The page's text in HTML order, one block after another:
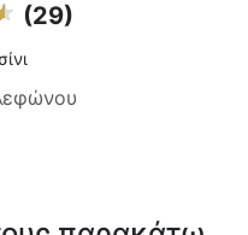
(29)